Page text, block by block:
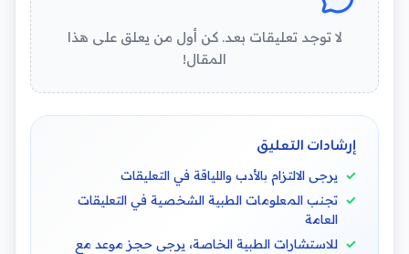
لا توجد تعليقات بعد. كن أول من يعلق على هذا
المقال!
إرشادات التعليق
يرجى الالتزام بالأدب واللياقة في التعليقات
تجنب المعلومات الطبية الشخصية في التعليقات
العامة
للاستشارات الطبية الخاصة، يرجى حجز موعد مع